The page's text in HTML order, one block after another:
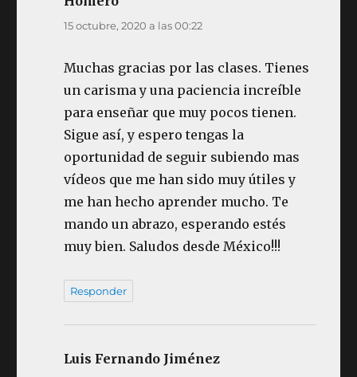
15 octubre, 2020 a las 00:22
Muchas gracias por las clases. Tienes
un carisma y una paciencia increíble
para enseñar que muy pocos tienen.
Sigue así, y espero tengas la
oportunidad de seguir subiendo mas
vídeos que me han sido muy útiles y
me han hecho aprender mucho. Te
mando un abrazo, esperando estés
muy bien. Saludos desde México!!!
Responder
Luis Fernando Jiménez